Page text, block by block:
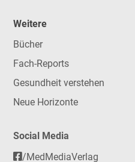
Weitere
Bücher
Fach-Reports
Gesundheit verstehen
Neue Horizonte
Social Media
/MedMediaVerlag